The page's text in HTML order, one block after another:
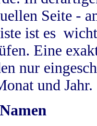
Seite -
ist es
Eine
nur
und Jahr.